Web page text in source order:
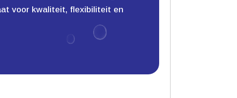
voor kwaliteit, flexibiliteit en